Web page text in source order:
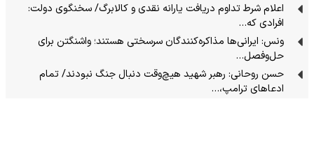
اعلام شرط تداوم دریافت یارانه نقدی و کالابرگ/ سخنگوی دولت:
افرادی که…
ونس: ایرانی‌ها مذاکره‌کنندگان سرسختی هستند؛ واشنگتن برای
حل‌وفصل…
حسن روحانی: رهبر شهید هیچ‌وقت دنبال جنگ نبودند/ تمام
ادعاهای ترامپ،…